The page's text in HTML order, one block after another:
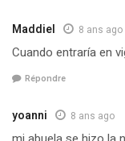
Maddiel 8 ans ago
Cuando entraría en
Répondre
yoanni 8 ans ago